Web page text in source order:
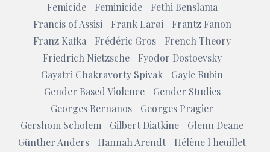
Femicide
Feminicide
Fethi Benslama
Francis of Assisi
Frank Larøi
Frantz Fanon
Franz Kafka
Frédéric Gros
French Theory
Friedrich Nietzsche
Fyodor Dostoevsky
Gayatri Chakravorty Spivak
Gayle Rubin
Gender Based Violence
Gender Studies
Georges Bernanos
Georges Pragier
Gershom Scholem
Gilbert Diatkine
Glenn Deane
Günther Anders
Hannah Arendt
Hélène l heuillet